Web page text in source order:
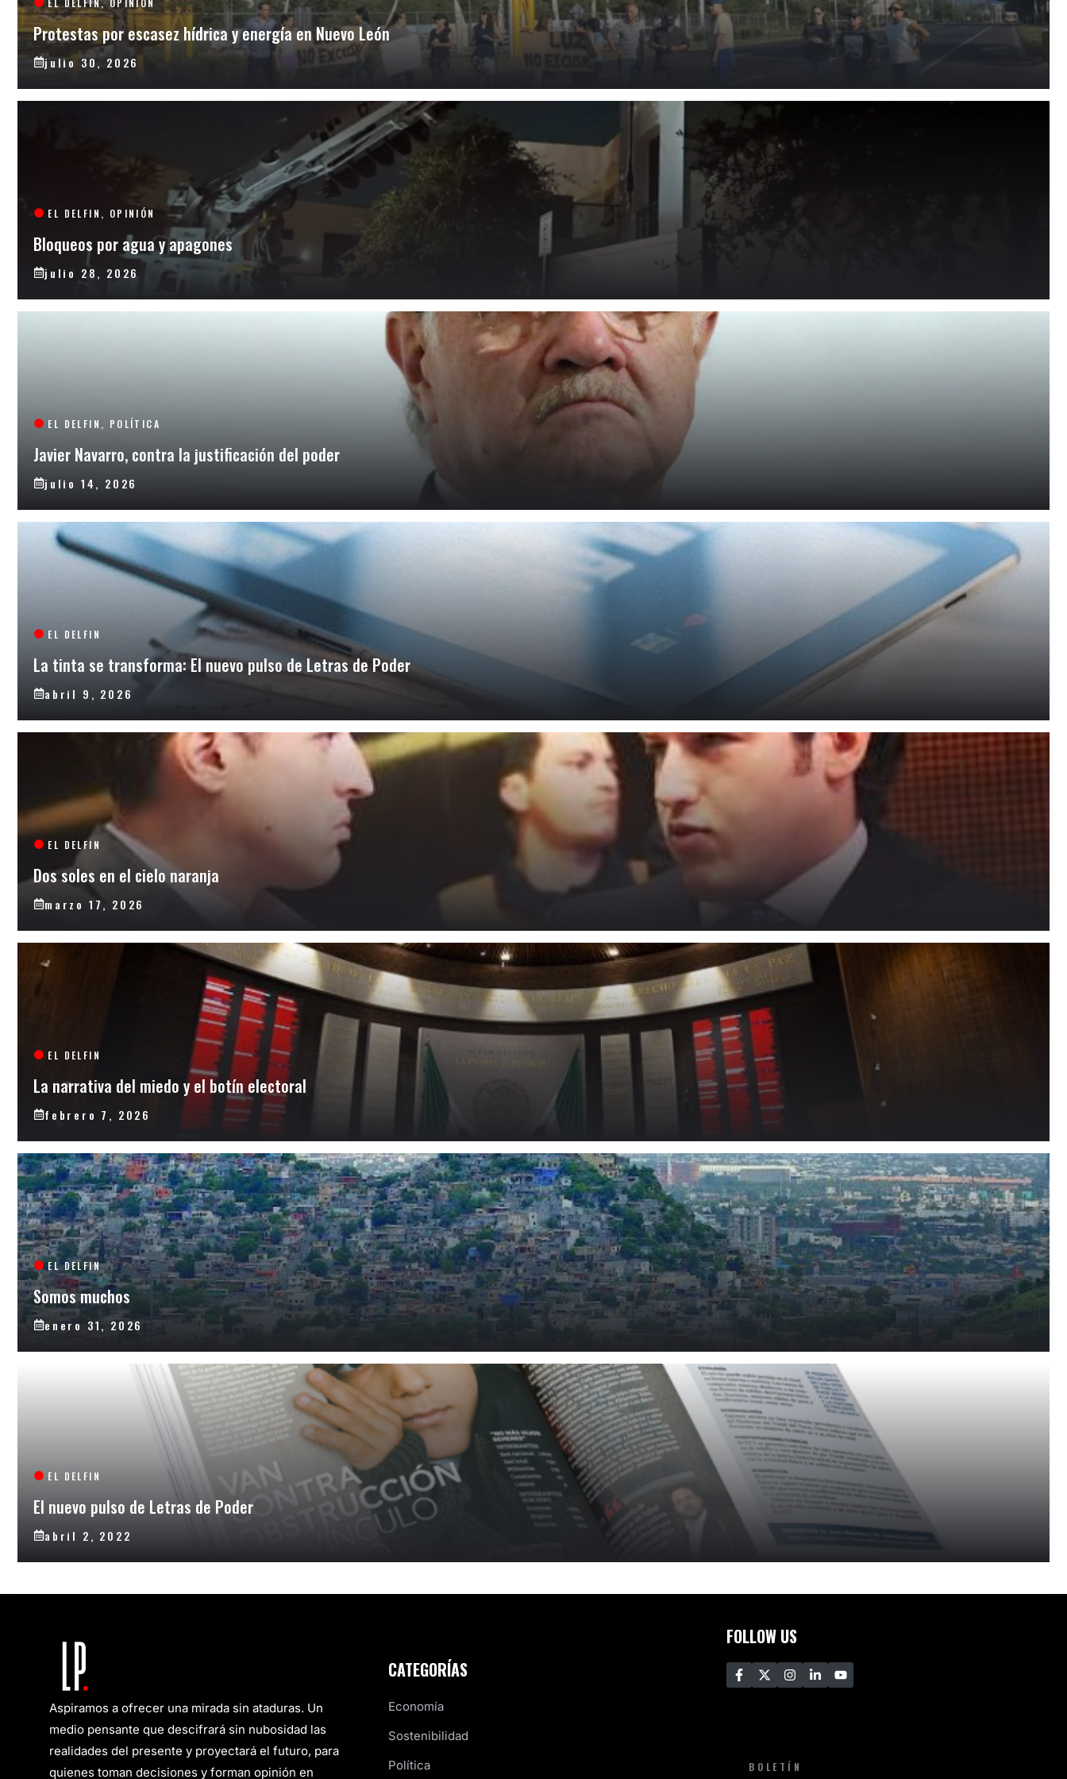
Protestas por escasez hídrica y energía en Nuevo León
julio 30, 2026
EL DELFIN , OPINIÓN
Bloqueos por agua y apagones
julio 28, 2026
EL DELFIN POLÍTICA
Javier Navarro, contra la justificación del poder
julio 14, 2026
EL DELFIN
La tinta se transforma: El nuevo pulso de Letras de Poder
abril 9, 2026
EL DELFIN
Dos soles en el cielo naranja
marzo 17, 2026
EL DELFIN
La narrativa del miedo y el botín electoral
febrero 7, 2026
EL DELFIN
Somos muchos
enero 31, 2026
EL DELFIN
El nuevo pulso de Letras de Poder
abril 2, 2022
Aspiramos a ofrecer una mirada sin ataduras. Un
medio pensante que descifrará sin nubosidad las
realidades del presente y proyectará el futuro, para
quienes toman decisiones y forman opinión en
CATEGORÍAS
Economía
Sostenibilidad
Política
FOLLOW US
BOLETÍN